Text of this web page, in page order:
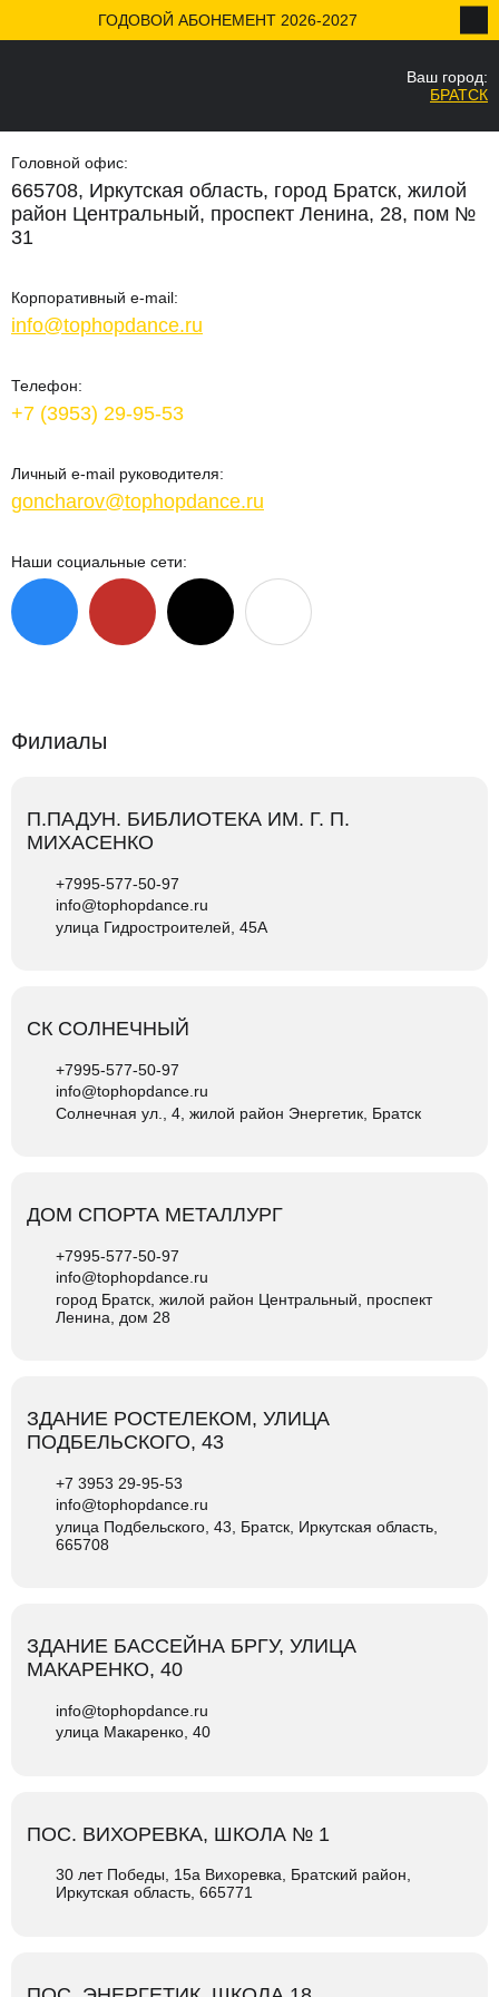
ГОДОВОЙ АБОНЕМЕНТ 2026-2027
Ваш город:
БРАТСК
Головной офис:
665708, Иркутская область, город Братск, жилой
район Центральный, проспект Ленина, 28, пом №
31
Корпоративный e-mail:
info@tophopdance.ru
Телефон:
+7 (3953) 29-95-53
Личный e-mail руководителя:
goncharov@tophopdance.ru
Наши социальные сети:
Филиалы
П.ПАДУН. БИБЛИОТЕКА ИМ. Г. П.
МИХАСЕНКО
+7995-577-50-97
info@tophopdance.ru
улица Гидростроителей, 45А
СК СОЛНЕЧНЫЙ
+7995-577-50-97
info@tophopdance.ru
Солнечная ул., 4, жилой район Энергетик, Братск
ДОМ СПОРТА МЕТАЛЛУРГ
+7995-577-50-97
info@tophopdance.ru
город Братск, жилой район Центральный, проспект
Ленина, дом 28
ЗДАНИЕ РОСТЕЛЕКОМ, УЛИЦА
ПОДБЕЛЬСКОГО, 43
+7 3953 29-95-53
info@tophopdance.ru
улица Подбельского, 43, Братск, Иркутская область,
665708
ЗДАНИЕ БАССЕЙНА БРГУ, УЛИЦА
МАКАРЕНКО, 40
info@tophopdance.ru
улица Макаренко, 40
ПОС. ВИХОРЕВКА, ШКОЛА № 1
​30 лет Победы, 15а Вихоревка, Братский район,
Иркутская область, 665771